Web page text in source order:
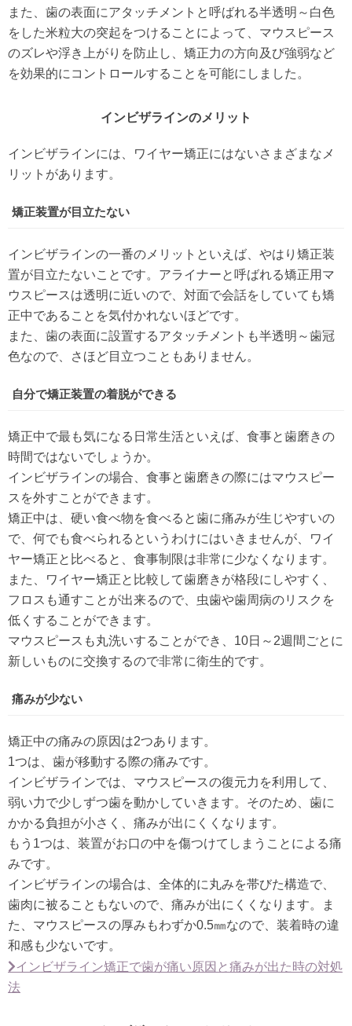
また、歯の表面にアタッチメントと呼ばれる半透明～白色
をした米粒大の突起をつけることによって、マウスピース
のズレや浮き上がりを防止し、矯正力の方向及び強弱など
を効果的にコントロールすることを可能にしました。
インビザラインのメリット
インビザラインには、ワイヤー矯正にはないさまざまなメ
リットがあります。
矯正装置が目立たない
インビザラインの一番のメリットといえば、やはり矯正装
置が目立たないことです。アライナーと呼ばれる矯正用マ
ウスピースは透明に近いので、対面で会話をしていても矯
正中であることを気付かれないほどです。
また、歯の表面に設置するアタッチメントも半透明～歯冠
色なので、さほど目立つこともありません。
自分で矯正装置の着脱ができる
矯正中で最も気になる日常生活といえば、食事と歯磨きの
時間ではないでしょうか。
インビザラインの場合、食事と歯磨きの際にはマウスピー
スを外すことができます。
矯正中は、硬い食べ物を食べると歯に痛みが生じやすいの
で、何でも食べられるというわけにはいきませんが、ワイ
ヤー矯正と比べると、食事制限は非常に少なくなります。
また、ワイヤー矯正と比較して歯磨きが格段にしやすく、
フロスも通すことが出来るので、虫歯や歯周病のリスクを
低くすることができます。
マウスピースも丸洗いすることができ、10日～2週間ごとに
新しいものに交換するので非常に衛生的です。
痛みが少ない
矯正中の痛みの原因は2つあります。
1つは、歯が移動する際の痛みです。
インビザラインでは、マウスピースの復元力を利用して、
弱い力で少しずつ歯を動かしていきます。そのため、歯に
かかる負担が小さく、痛みが出にくくなります。
もう1つは、装置がお口の中を傷つけてしまうことによる痛
みです。
インビザラインの場合は、全体的に丸みを帯びた構造で、
歯肉に被ることもないので、痛みが出にくくなります。ま
た、マウスピースの厚みもわずか0.5㎜なので、装着時の違
和感も少ないです。
インビザライン矯正で歯が痛い原因と痛みが出た時の対処
法